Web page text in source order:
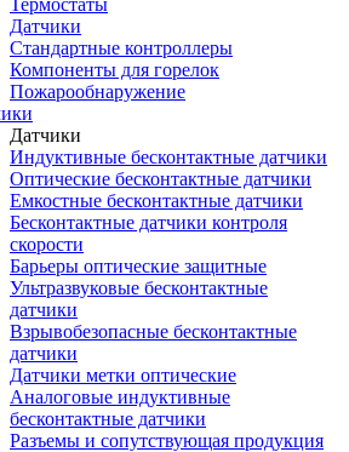
Термостаты
Датчики
Стандартные контроллеры
Компоненты для горелок
Пожарообнаружение
Датчики
Индуктивные бесконтактные датчики
Оптические бесконтактные датчики
Емкостные бесконтактные датчики
Бесконтактные датчики контроля
скорости
Барьеры оптические защитные
Ультразвуковые бесконтактные
датчики
Взрывобезопасные бесконтактные
датчики
Датчики метки оптические
Аналоговые индуктивные
бесконтактные датчики
Разъемы и сопутствующая продукция